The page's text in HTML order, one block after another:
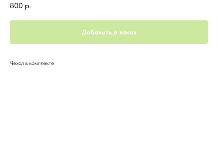
800 р.
Добавить в заказ
Чехол в комплекте